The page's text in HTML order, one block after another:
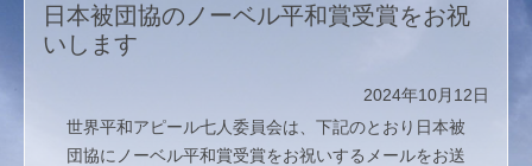
日本被団協のノーベル平和賞受賞をお祝
いします
2024年10月12日
世界平和アピール七人委員会は、下記のとおり日本被
団協にノーベル平和賞受賞をお祝いするメールをお送